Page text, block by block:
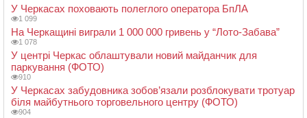
У Черкасах поховають полеглого оператора БпЛА
1 099
На Черкащині виграли 1 000 000 гривень у “Лото-Забава”
1 078
У центрі Черкас облаштували новий майданчик для
паркування (ФОТО)
910
У Черкасах забудовника зобов’язали розблокувати тротуар
біля майбутнього торговельного центру (ФОТО)
904